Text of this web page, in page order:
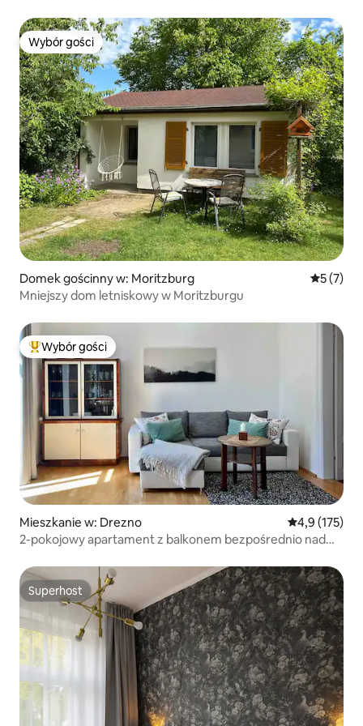
Wybór gości
Wybór gości
Domek gościnny w: Moritzburg Średnia
5 (7)
Mniejszy dom letniskowy w Moritzburgu
Najpopularniejsze z kategorii Wybór gości
Wybór gości
Mieszkanie w: Drezno Średnia
4,9 (175)
2-pokojowy apartament z balkonem bezpośrednio nad
Superhost
Superhost